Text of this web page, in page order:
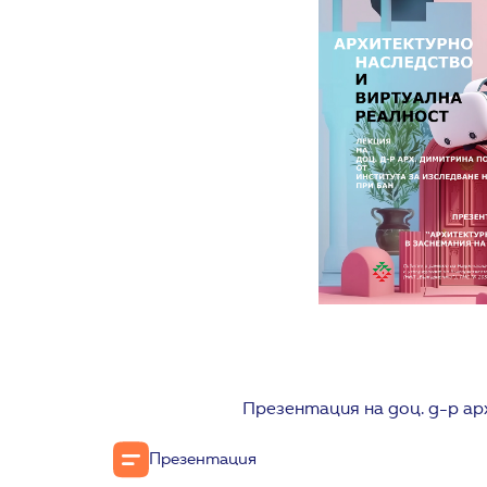
Презентация на доц. д-р
Презентация